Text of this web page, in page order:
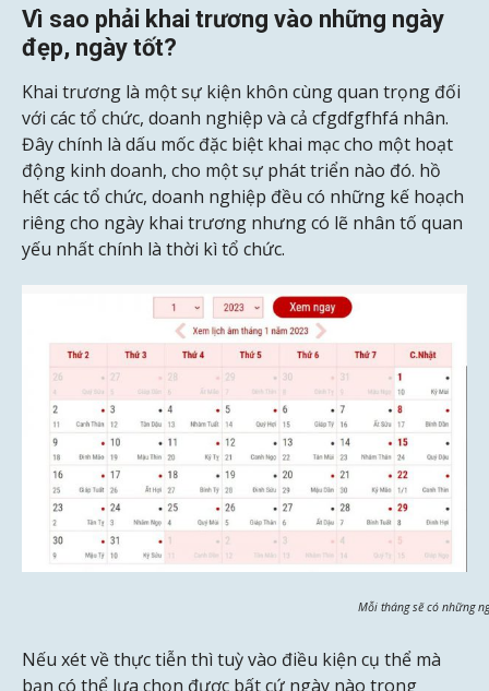
Vì sao phải khai trương vào những ngày
đẹp, ngày tốt?
Khai trương là một sự kiện khôn cùng quan trọng đối
với các tổ chức, doanh nghiệp và cả cfgdfgfhfá nhân.
Đây chính là dấu mốc đặc biệt khai mạc cho một hoạt
động kinh doanh, cho một sự phát triển nào đó. hồ
hết các tổ chức, doanh nghiệp đều có những kế hoạch
riêng cho ngày khai trương nhưng có lẽ nhân tố quan
yếu nhất chính là thời kì tổ chức.
Mỗi tháng sẽ có những
Nếu xét về thực tiễn thì tuỳ vào điều kiện cụ thể mà
bạn có thể lựa chọn được bất cứ ngày nào trong